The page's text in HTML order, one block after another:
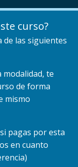
curso?
de las siguientes
modalidad, te
de forma
mismo
pagas por esta
en cuanto